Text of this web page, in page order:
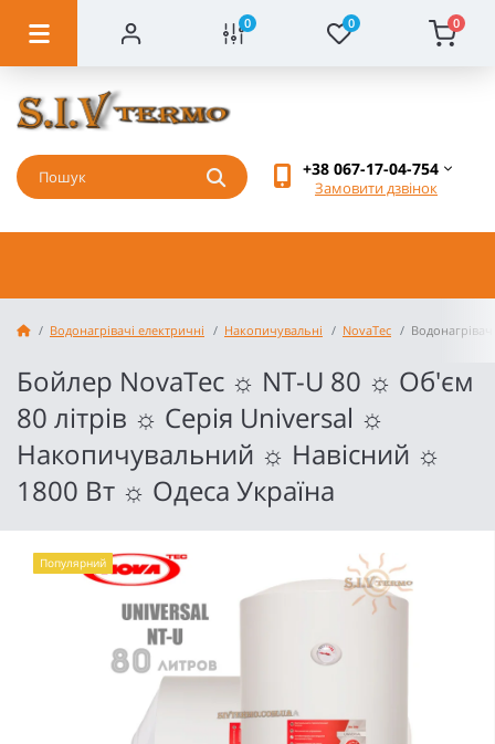
0 0 0
+38 067-17-04-754
Замовити дзвінок
Водонагрівачі електричні Накопичувальні NovaTec
Бойлер NovaTec ☼ NT-U 80 ☼ Об'єм
80 літрів ☼ Серія Universal ☼
Накопичувальний ☼ Навісний ☼
1800 Вт ☼ Одеса Україна
Популярний